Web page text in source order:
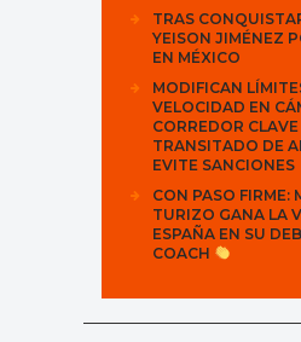
TRAS
YEISON JIMÉNEZ
EN MÉXICO
MODIFICAN
VELOCIDAD EN
CORREDOR
TRANSITADO DE
EVITE SANCIONES
CON PASO FIRME:
TURIZO GANA LA
ESPAÑA EN SU
COACH